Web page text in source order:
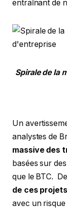
entraînant de
Spirale de la
Un
analystes de
massive des
basées sur
que le BTC.
de ces
avec un risque